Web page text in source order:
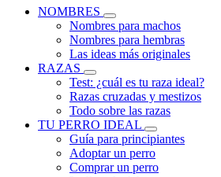
NOMBRES
Nombres para machos
Nombres para hembras
Las ideas más originales
RAZAS
Test: ¿cuál es tu raza ideal?
Razas cruzadas y mestizos
Todo sobre las razas
TU PERRO IDEAL
Guía para principiantes
Adoptar un perro
Comprar un perro